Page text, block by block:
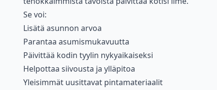
Se voi:
Lisätä asunnon arvoa
Parantaa asumismukavuutta
Päivittää kodin tyylin nykyaikaiseksi
Helpottaa siivousta ja ylläpitoa
Yleisimmät uusittavat pintamateriaalit